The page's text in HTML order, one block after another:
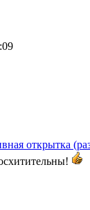
открытка